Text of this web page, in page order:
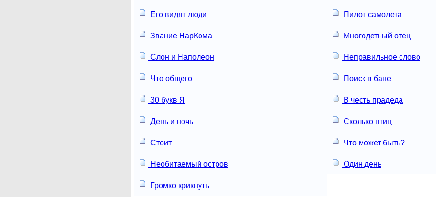
Его видят люди Пилот самолета
Звание НарКома Многодетный отец
Слон и Наполеон Неправильное слово
Что общего Поиск в бане
30 букв Я В честь прадеда
День и ночь Сколько птиц
Стоит Что может быть?
Необитаемый остров Один день
Громко крикнуть